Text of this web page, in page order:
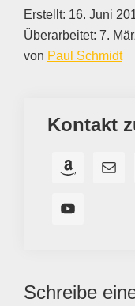
Erstellt: 16. Juni
Überarbeitet: 7.
von Paul Schmidt
Kontakt
Leser-
Schreibe